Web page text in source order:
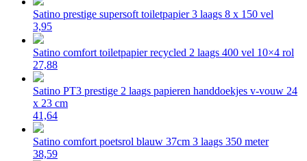
Satino prestige supersoft toiletpapier 3 laags 8 x 150 vel
3,95
Satino comfort toiletpapier recycled 2 laags 400 vel 10×4 rol
27,88
Satino PT3 prestige 2 laags papieren handdoekjes v-vouw 24
x 23 cm
41,64
Satino comfort poetsrol blauw 37cm 3 laags 350 meter
38,59